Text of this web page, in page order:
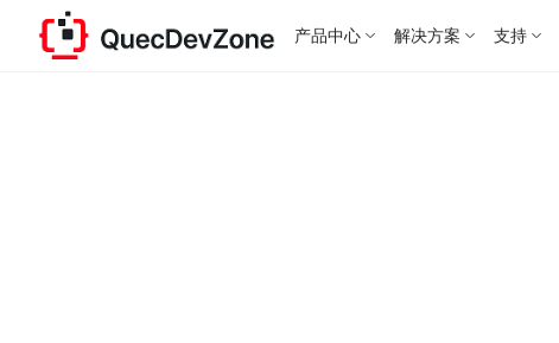
产品中心 解决方案 支持